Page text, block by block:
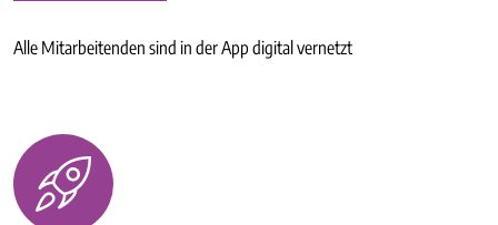
Alle Mitarbeitenden sind in der App digital vernetzt